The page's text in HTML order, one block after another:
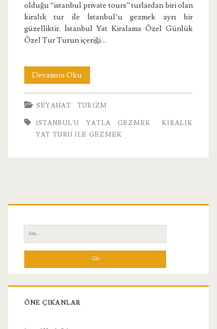
olduğu “istanbul private tours” turlardan biri olan
kiralık tur ile İstanbul’u gezmek ayrı bir
güzelliktir. İstanbul Yat Kiralama Özel Günlük
Özel Tur Turun içeriği…
Devamını OkuBoğazda
Yat
Keyfi
SEYAHAT TURIZM
İSTANBUL'U YATLA GEZMEK
KIRALIK
YAT TURU İLE GEZMEK
Birincil
Yan
Menü
Ara:
ÖNE ÇIKANLAR